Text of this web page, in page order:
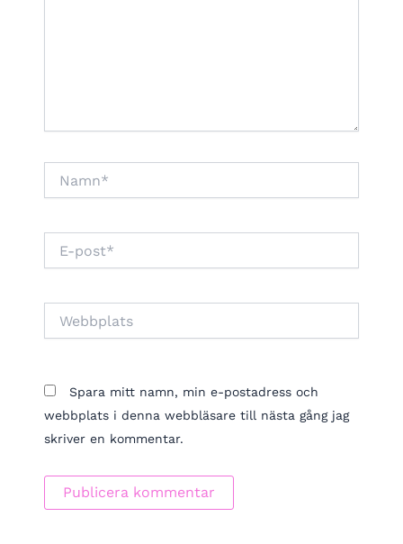
post*
Spara mitt namn, min e-postadress och
webbplats i denna webbläsare till nästa gång jag
skriver en kommentar.